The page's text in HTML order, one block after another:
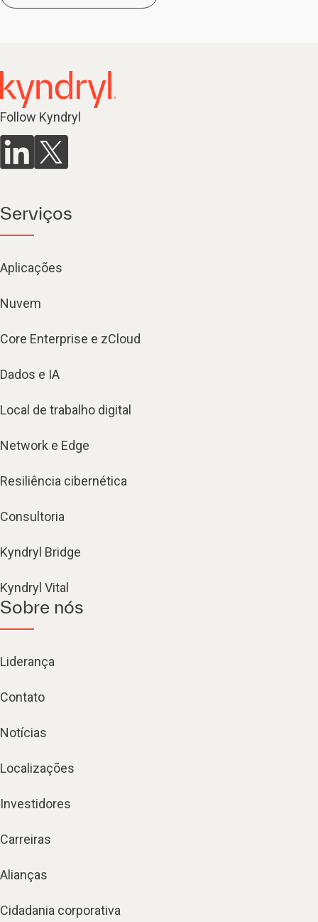
Follow Kyndryl
Serviços
Aplicações
Nuvem
Core Enterprise e zCloud
Dados e IA
Local de trabalho digital
Network e Edge
Resiliência cibernética
Consultoria
Kyndryl Bridge
Kyndryl Vital
Sobre nós
Liderança
Contato
Notícias
Localizações
Investidores
Carreiras
Alianças
Cidadania corporativa